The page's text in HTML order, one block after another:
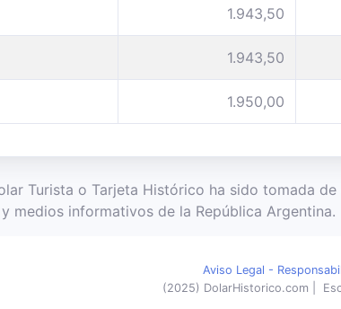
1.943,50
1.943,50
1.950,00
Turista o Tarjeta Histórico ha sido tomada
medios informativos de la República Argentina.
Aviso Legal -
(2025) DolarHistorico.com